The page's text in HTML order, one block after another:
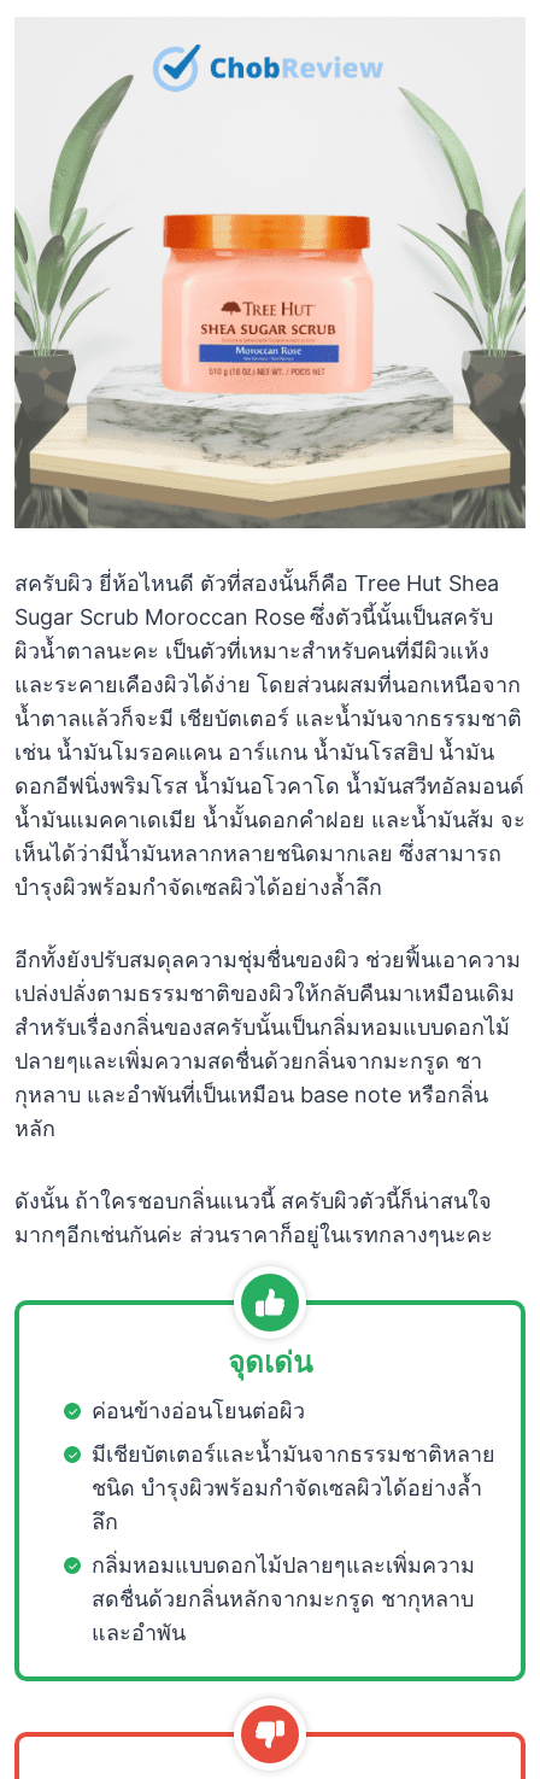
สครับผิว ยี่ห้อไหนดี ตัวที่สองนั้นก็คือ Tree Hut Shea
Sugar Scrub Moroccan Roseซึ่งตัวนี้นั้นเป็นสครับ
ผิวน้ำตาลนะคะ เป็นตัวที่เหมาะสำหรับคนที่มีผิวแห้ง
และระคายเคืองผิวได้ง่าย โดยส่วนผสมที่นอกเหนือจาก
น้ำตาลแล้วก็จะมี เชียบัตเตอร์ และน้ำมันจากธรรมชาติ
เช่น น้ำมันโมรอคแคน อาร์แกน น้ำมันโรสฮิป น้ำมัน
ดอกอีฟนิ่งพริมโรส น้ำมันอโวคาโด น้ำมันสวีทอัลมอนด์
น้ำมันแมคคาเดเมีย น้ำมั้นดอกคำฝอย และน้ำมันส้ม จะ
เห็นได้ว่ามีน้ำมันหลากหลายชนิดมากเลย ซึ่งสามารถ
บำรุงผิวพร้อมกำจัดเซลผิวได้อย่างล้ำลึก
อีกทั้งยังปรับสมดุลความชุ่มชื่นของผิว ช่วยฟิ้นเอาความ
เปล่งปลั่งตามธรรมชาติของผิวให้กลับคืนมาเหมือนเดิม
สำหรับเรื่องกลิ่นของสครับนั้นเป็นกลิ่มหอมแบบดอกไม้
ปลายๆและเพิ่มความสดชื่นด้วยกลิ่นจากมะกรูด ชา
กุหลาบ และอำพันที่เป็นเหมือน base note หรือกลิ่น
หลัก
ดังนั้น ถ้าใครชอบกลิ่นแนวนี้ สครับผิวตัวนี้ก็น่าสนใจ
มากๆอีกเช่นกันค่ะ ส่วนราคาก็อยู่ในเรทกลางๆนะคะ
จุดเด่น
ค่อนข้างอ่อนโยนต่อผิว
มีเชียบัตเตอร์และน้ำมันจากธรรมชาติหลาย
ชนิด บำรุงผิวพร้อมกำจัดเซลผิวได้อย่างล้ำ
ลึก
กลิ่มหอมแบบดอกไม้ปลายๆและเพิ่มความ
สดชื่นด้วยกลิ่นหลักจากมะกรูด ชากุหลาบ
และอำพัน